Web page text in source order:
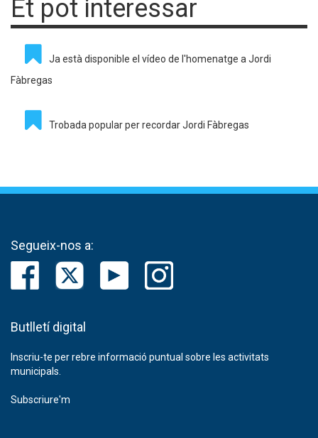
Et pot interessar
Ja està disponible el vídeo de l'homenatge a Jordi
Fàbregas
Trobada popular per recordar Jordi Fàbregas
Segueix-nos a:
Butlletí digital
Inscriu-te per rebre informació puntual sobre les activitats
municipals.
Subscriure'm